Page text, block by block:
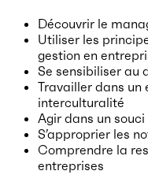
Découvrir le
Utiliser les
gestion en
Se sensibiliser au
Travailler dans un
interculturalité
Agir dans un souci
S’approprier les
Comprendre la
entreprises